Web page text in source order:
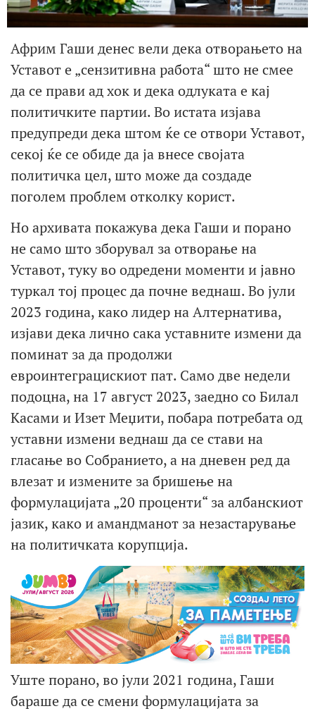
Африм Гаши денес вели дека отворањето на
Уставот е „сензитивна работа“ што не смее
да се прави ад хок и дека одлуката е кај
политичките партии. Во истата изјава
предупреди дека штом ќе се отвори Уставот,
секој ќе се обиде да ја внесе својата
политичка цел, што може да создаде
поголем проблем отколку корист.
Но архивата покажува дека Гаши и порано
не само што зборувал за отворање на
Уставот, туку во одредени моменти и јавно
туркал тој процес да почне веднаш. Во јули
2023 година, како лидер на Алтернатива,
изјави дека лично сака уставните измени да
поминат за да продолжи
евроинтеграцискиот пат. Само две недели
подоцна, на 17 август 2023, заедно со Билал
Касами и Изет Меџити, побара потребата од
уставни измени веднаш да се стави на
гласање во Собранието, а на дневен ред да
влезат и измените за бришење на
формулацијата „20 проценти“ за албанскиот
јазик, како и амандманот за незастарување
на политичката корупција.
Уште порано, во јули 2021 година, Гаши
бараше да се смени формулацијата за